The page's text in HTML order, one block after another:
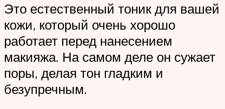
Это естественный тоник для вашей
кожи, который очень хорошо
работает перед нанесением
макияжа. На самом деле он сужает
поры, делая тон гладким и
безупречным.